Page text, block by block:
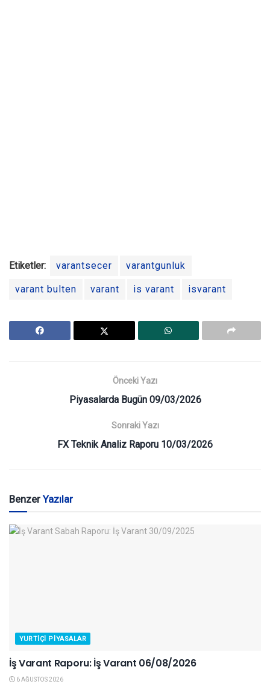
Etiketler: varantsecer varantgunluk
varant bulten varant is varant isvarant
Önceki Yazı
Piyasalarda Bugün 09/03/2026
Sonraki Yazı
FX Teknik Analiz Raporu 10/03/2026
BenzerYazılar
YURTIÇI PIYASALAR
İş Varant Raporu: İş Varant 06/08/2026
6 AĞUSTOS 2026